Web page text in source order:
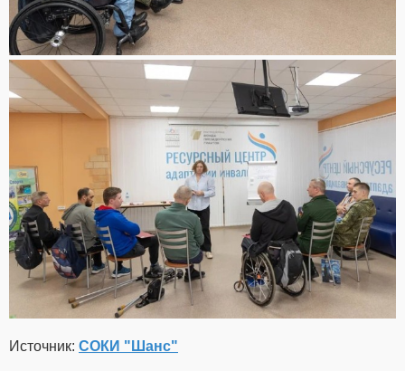
Источник: СОКИ "Шанс"